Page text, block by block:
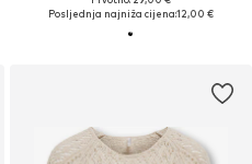
Posljednja najniža cijena:12,00 €